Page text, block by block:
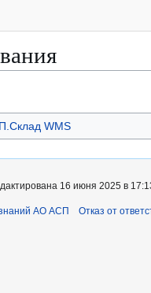
WMS
16 июня 2025 в
АО АСП Отказ от